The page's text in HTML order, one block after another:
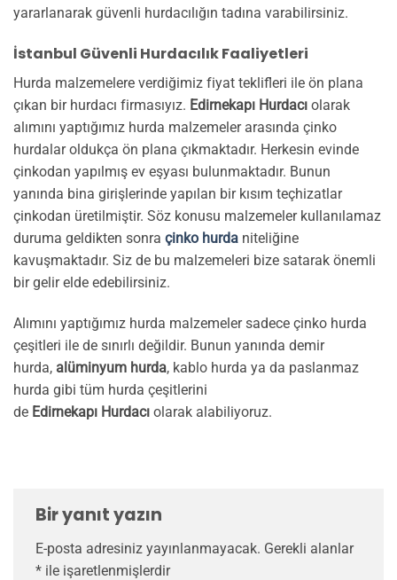
yararlanarak güvenli hurdacılığın tadına varabilirsiniz.
İstanbul Güvenli Hurdacılık Faaliyetleri
Hurda malzemelere verdiğimiz fiyat teklifleri ile ön plana
çıkan bir hurdacı firmasıyız. Edirnekapı Hurdacı olarak
alımını yaptığımız hurda malzemeler arasında çinko
hurdalar oldukça ön plana çıkmaktadır. Herkesin evinde
çinkodan yapılmış ev eşyası bulunmaktadır. Bunun
yanında bina girişlerinde yapılan bir kısım teçhizatlar
çinkodan üretilmiştir. Söz konusu malzemeler kullanılamaz
duruma geldikten sonra çinko hurda niteliğine
kavuşmaktadır. Siz de bu malzemeleri bize satarak önemli
bir gelir elde edebilirsiniz.
Alımını yaptığımız hurda malzemeler sadece çinko hurda
çeşitleri ile de sınırlı değildir. Bunun yanında demir
hurda, alüminyum hurda, kablo hurda ya da paslanmaz
hurda gibi tüm hurda çeşitlerini
de Edirnekapı Hurdacı olarak alabiliyoruz.
Bir yanıt yazın
E-posta adresiniz yayınlanmayacak. Gerekli alanlar
* ile işaretlenmişlerdir